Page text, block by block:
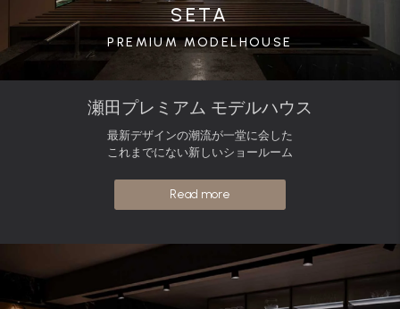
SETA
PREMIUM MODELHOUSE
瀬田プレミアム モデルハウス
最新デザインの潮流が一堂に会した
これまでにない新しいショールーム
Read more